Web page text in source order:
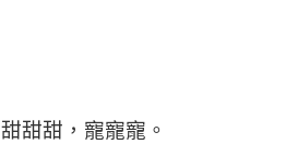
甜甜，寵寵寵。